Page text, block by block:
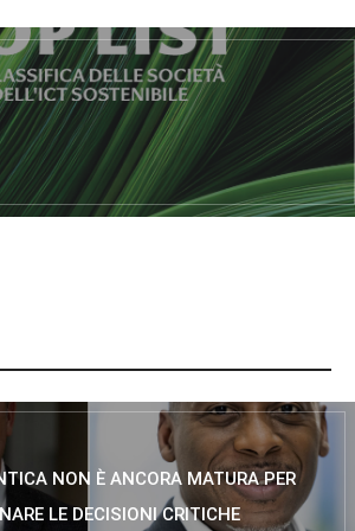
NON È ANCORA MATURA PER
LE DECISIONI CRITICHE